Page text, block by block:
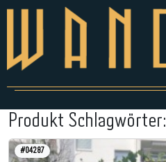
Produkt Schlagwörter:
#04287